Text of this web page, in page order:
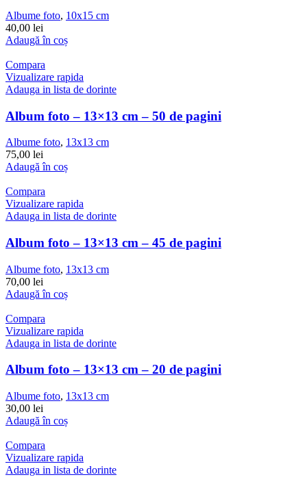
Albume foto, 10x15 cm
40,00 lei
Adaugă în coș
Compara
Vizualizare rapida
Adauga in lista de dorinte
Album foto – 13×13 cm – 50 de pagini
Albume foto, 13x13 cm
75,00 lei
Adaugă în coș
Compara
Vizualizare rapida
Adauga in lista de dorinte
Album foto – 13×13 cm – 45 de pagini
Albume foto, 13x13 cm
70,00 lei
Adaugă în coș
Compara
Vizualizare rapida
Adauga in lista de dorinte
Album foto – 13×13 cm – 20 de pagini
Albume foto, 13x13 cm
30,00 lei
Adaugă în coș
Compara
Vizualizare rapida
Adauga in lista de dorinte